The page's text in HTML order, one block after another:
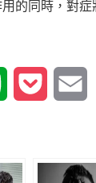
的同時，對症
EvernotePocket